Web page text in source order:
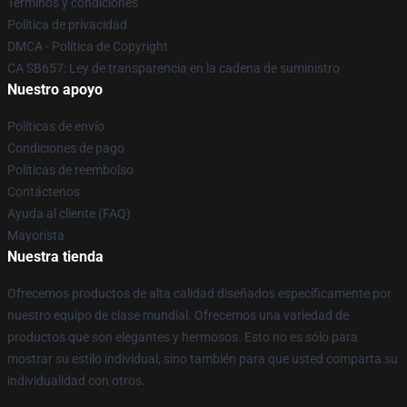
Política de privacidad
DMCA - Política de Copyright
CA SB657: Ley de transparencia en la cadena de suministro
Nuestro apoyo
Políticas de envío
Condiciones de pago
Políticas de reembolso
Contáctenos
Ayuda al cliente (FAQ)
Mayorista
Nuestra tienda
Ofrecemos productos de alta calidad diseñados específicamente por
nuestro equipo de clase mundial. Ofrecemos una variedad de
productos que son elegantes y hermosos. Esto no es sólo para
mostrar su estilo individual, sino también para que usted comparta su
individualidad con otros.